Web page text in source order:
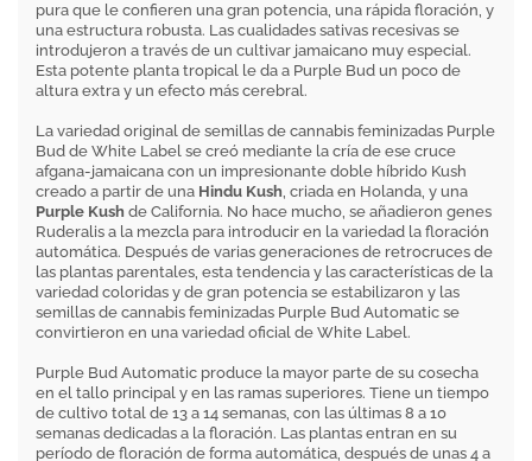
pura que le confieren una gran potencia, una rápida floración, y
una estructura robusta. Las cualidades sativas recesivas se
introdujeron a través de un cultivar jamaicano muy especial.
Esta potente planta tropical le da a Purple Bud un poco de
altura extra y un efecto más cerebral.
La variedad original de semillas de cannabis feminizadas Purple
Bud de White Label se creó mediante la cría de ese cruce
afgana-jamaicana con un impresionante doble híbrido Kush
creado a partir de una Hindu Kush, criada en Holanda, y una
Purple Kush de California. No hace mucho, se añadieron genes
Ruderalis a la mezcla para introducir en la variedad la floración
automática. Después de varias generaciones de retrocruces de
las plantas parentales, esta tendencia y las características de la
variedad coloridas y de gran potencia se estabilizaron y las
semillas de cannabis feminizadas Purple Bud Automatic se
convirtieron en una variedad oficial de White Label.
Purple Bud Automatic produce la mayor parte de su cosecha
en el tallo principal y en las ramas superiores. Tiene un tiempo
de cultivo total de 13 a 14 semanas, con las últimas 8 a 10
semanas dedicadas a la floración. Las plantas entran en su
período de floración de forma automática, después de unas 4 a